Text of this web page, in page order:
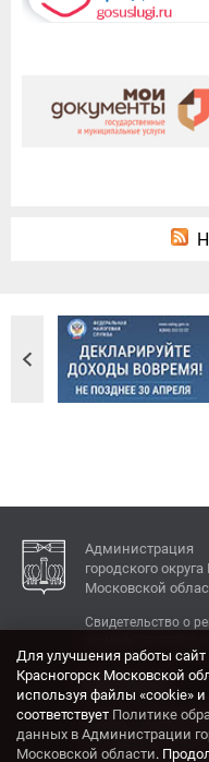
Администрация
городского
Московской
Свидетельство о
КОНТАКТЫ
Адрес: 143404,
ул. Ленина, дом
Для улучшения работы сайт
Красногорск Московской
используя файлы «cookie»
соответствует Политике
данных в Администрации
Московской области.